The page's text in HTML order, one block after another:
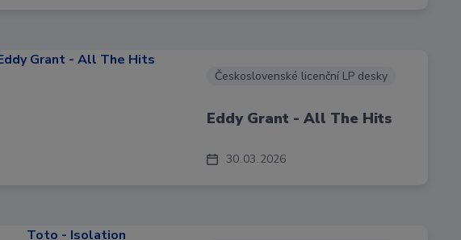
30 03 2026
Československé licenční LP desky
Eddy Grant - All The Hits